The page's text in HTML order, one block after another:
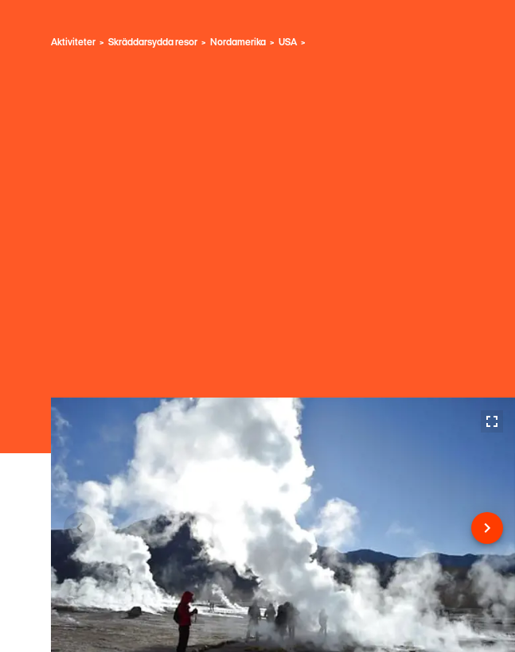
Aktiviteter Skräddarsydda resor Nordamerika USA